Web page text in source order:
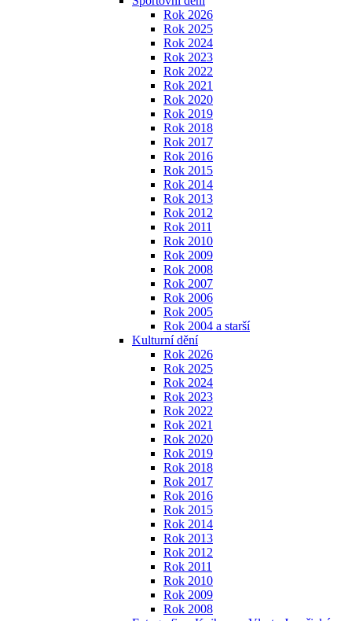
Rok 2026
Rok 2025
Rok 2024
Rok 2023
Rok 2022
Rok 2021
Rok 2020
Rok 2019
Rok 2018
Rok 2017
Rok 2016
Rok 2015
Rok 2014
Rok 2013
Rok 2012
Rok 2011
Rok 2010
Rok 2009
Rok 2008
Rok 2007
Rok 2006
Rok 2005
Rok 2004 a starší
Kulturní dění
Rok 2026
Rok 2025
Rok 2024
Rok 2023
Rok 2022
Rok 2021
Rok 2020
Rok 2019
Rok 2018
Rok 2017
Rok 2016
Rok 2015
Rok 2014
Rok 2013
Rok 2012
Rok 2011
Rok 2010
Rok 2009
Rok 2008